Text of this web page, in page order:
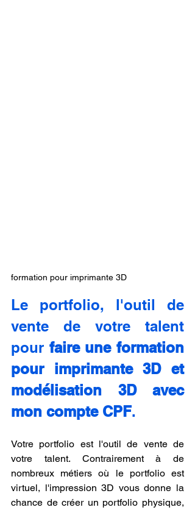
formation pour imprimante 3D
Le portfolio, l'outil de
vente de votre talent
pour faire une formation
pour imprimante 3D et
modélisation 3D avec
mon compte CPF.
Votre portfolio est l'outil de vente de
votre talent. Contrairement à de
nombreux métiers où le portfolio est
virtuel, l'impression 3D vous donne la
chance de créer un portfolio physique,